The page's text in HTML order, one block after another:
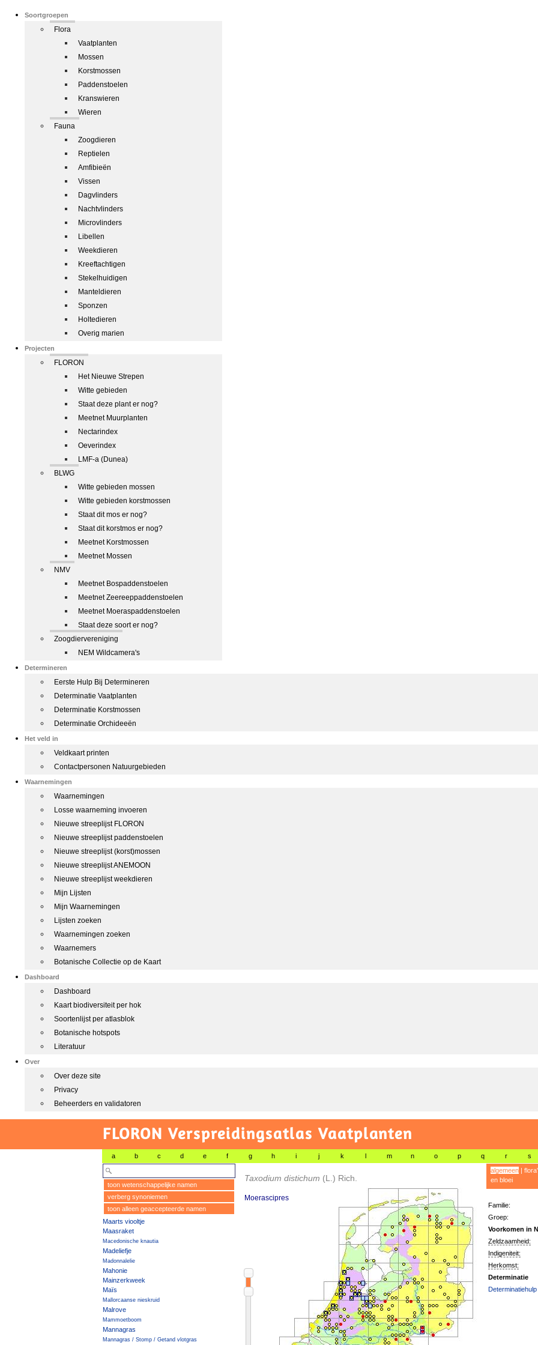
Soortgroepen
Flora
Vaatplanten
Mossen
Korstmossen
Paddenstoelen
Kranswieren
Wieren
Fauna
Zoogdieren
Reptielen
Amfibieën
Vissen
Dagvlinders
Nachtvlinders
Microvlinders
Libellen
Weekdieren
Kreeftachtigen
Stekelhuidigen
Manteldieren
Sponzen
Holtedieren
Overig marien
Projecten
FLORON
Het Nieuwe Strepen
Witte gebieden
Staat deze plant er nog?
Meetnet Muurplanten
Nectarindex
Oeverindex
LMF-a (Dunea)
BLWG
Witte gebieden mossen
Witte gebieden korstmossen
Staat dit mos er nog?
Staat dit korstmos er nog?
Meetnet Korstmossen
Meetnet Mossen
NMV
Meetnet Bospaddenstoelen
Meetnet Zeereeppaddenstoelen
Meetnet Moeraspaddenstoelen
Staat deze soort er nog?
Zoogdiervereniging
NEM Wildcamera's
Determineren
Eerste Hulp Bij Determineren
Determinatie Vaatplanten
Determinatie Korstmossen
Determinatie Orchideeën
Het veld in
Veldkaart printen
Contactpersonen Natuurgebieden
Waarnemingen
Waarnemingen
Losse waarneming invoeren
Nieuwe streeplijst FLORON
Nieuwe streeplijst paddenstoelen
Nieuwe streeplijst (korst)mossen
Nieuwe streeplijst ANEMOON
Nieuwe streeplijst weekdieren
Mijn Lijsten
Mijn Waarnemingen
Lijsten zoeken
Waarnemingen zoeken
Waarnemers
Botanische Collectie op de Kaart
Dashboard
Dashboard
Kaart biodiversiteit per hok
Soortenlijst per atlasblok
Botanische hotspots
Literatuur
Over
Over deze site
Privacy
Beheerders en validatoren
FLORON Verspreidingsatlas Vaatplanten
a b c d e f g h i j k l m n o p q r s
toon wetenschappelijke namen
verberg synoniemen
toon alleen geaccepteerde namen
Maarts viooltje
Maasraket
Macedonische knautia
Madeliefje
Madonnalelie
Mahonie
Mainzerkweek
Maïs
Mallorcaanse nieskruid
Malrove
Mammoetboom
Mannagras
Mannagras / Stomp / Getand vlotgras
Taxodium distichum (L.) Rich.
Moerascipres
algemeen|
en bloei
Familie:
Groep:
Voorkomen in
Zeldzaamheid:
Indigeniteit:
Herkomst:
Determinatie